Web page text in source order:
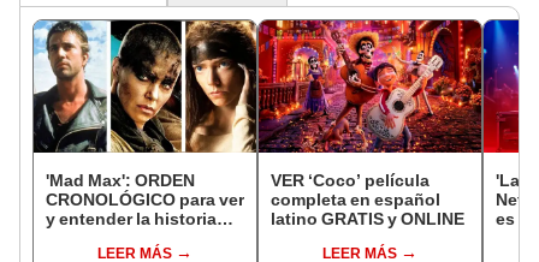
'Mad Max': ORDEN
CRONOLÓGICO para ver
y entender la historia
'Furiosa' hasta Max
LEER MÁS
VER ‘Coco’ película
completa en español
latino GRATIS y ONLINE
LEER MÁS
'La
es